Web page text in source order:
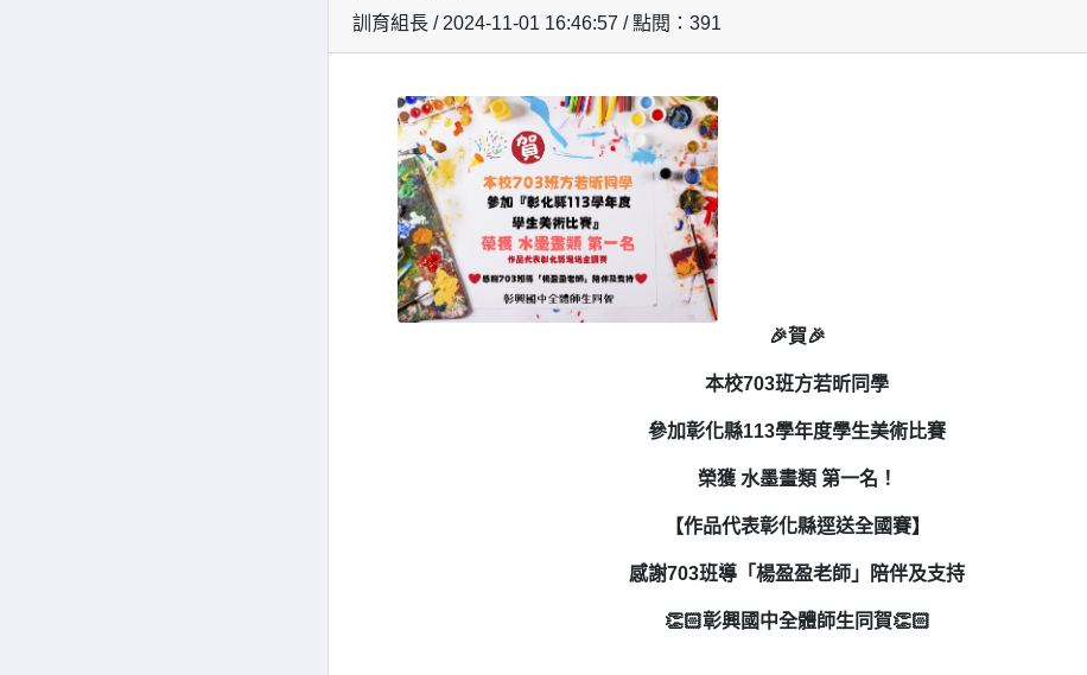
訓育組長 / 2024-11-01 16:46:57 / 點閱：391
🎉賀🎉
本校703班方若昕同學
參加彰化縣113學年度學生美術比賽
榮獲 水墨畫類 第一名！
【作品代表彰化縣逕送全國賽】
感謝703班導「楊盈盈老師」陪伴及支持
👏🏻彰興國中全體師生同賀👏🏻